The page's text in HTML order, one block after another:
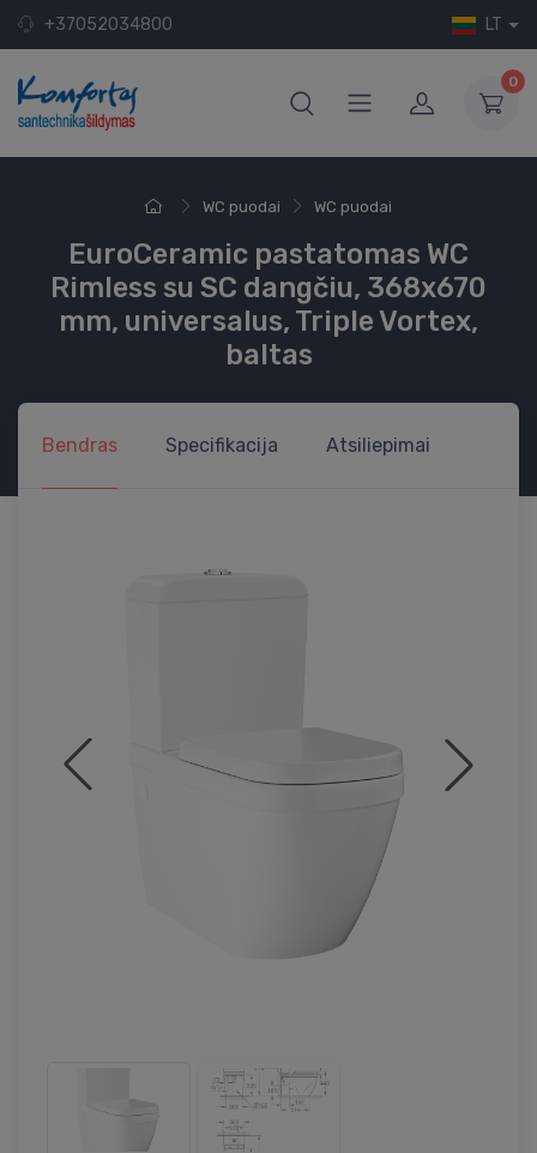
+37052034800 LT
0
WC puodai WC puodai
EuroCeramic pastatomas WC
Rimless su SC dangčiu, 368x670
mm, universalus, Triple Vortex,
baltas
Bendras Specifikacija Atsiliepimai